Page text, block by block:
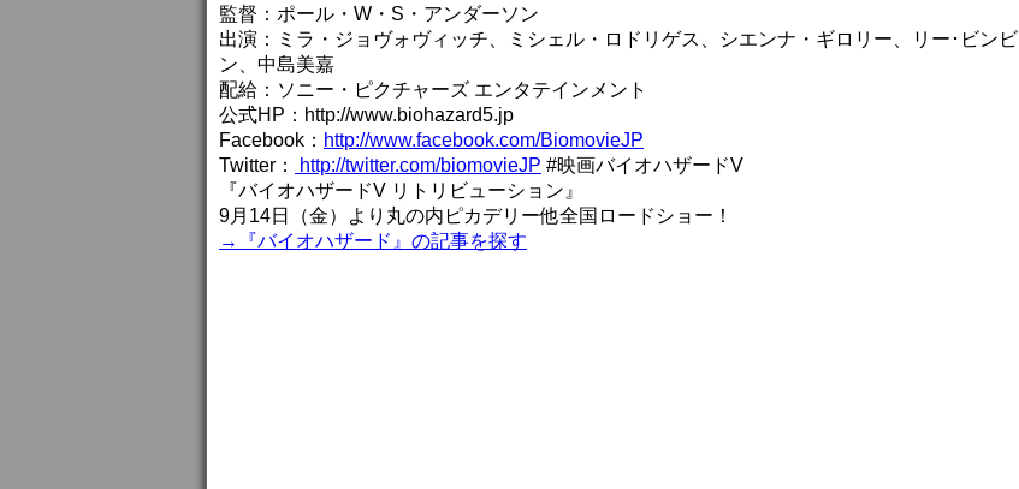
監督：ポール・W・S・アンダーソン
出演：ミラ・ジョヴォヴィッチ、ミシェル・ロドリゲス、シエンナ・ギロリー、リー･ビンビ
ン、中島美嘉
配給：ソニー・ピクチャーズ エンタテインメント
公式HP：http://www.biohazard5.jp
Facebook： http://www.facebook.com/BiomovieJP
Twitter：
http://twitter.com/biomovieJP #映画バイオハザードV
『バイオハザードV リトリビューション』
9月14日（金）より丸の内ピカデリー他全国ロードショー！
→『バイオハザード』の記事を探す